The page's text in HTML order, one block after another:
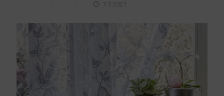
7.7.2021